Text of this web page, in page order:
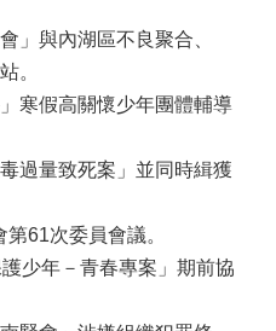
」與內湖區不良聚合、
。
寒假高關懷少年團體輔導
過量致死案」並同時緝獲
61次委員會議。
少年－青春專案」期前協